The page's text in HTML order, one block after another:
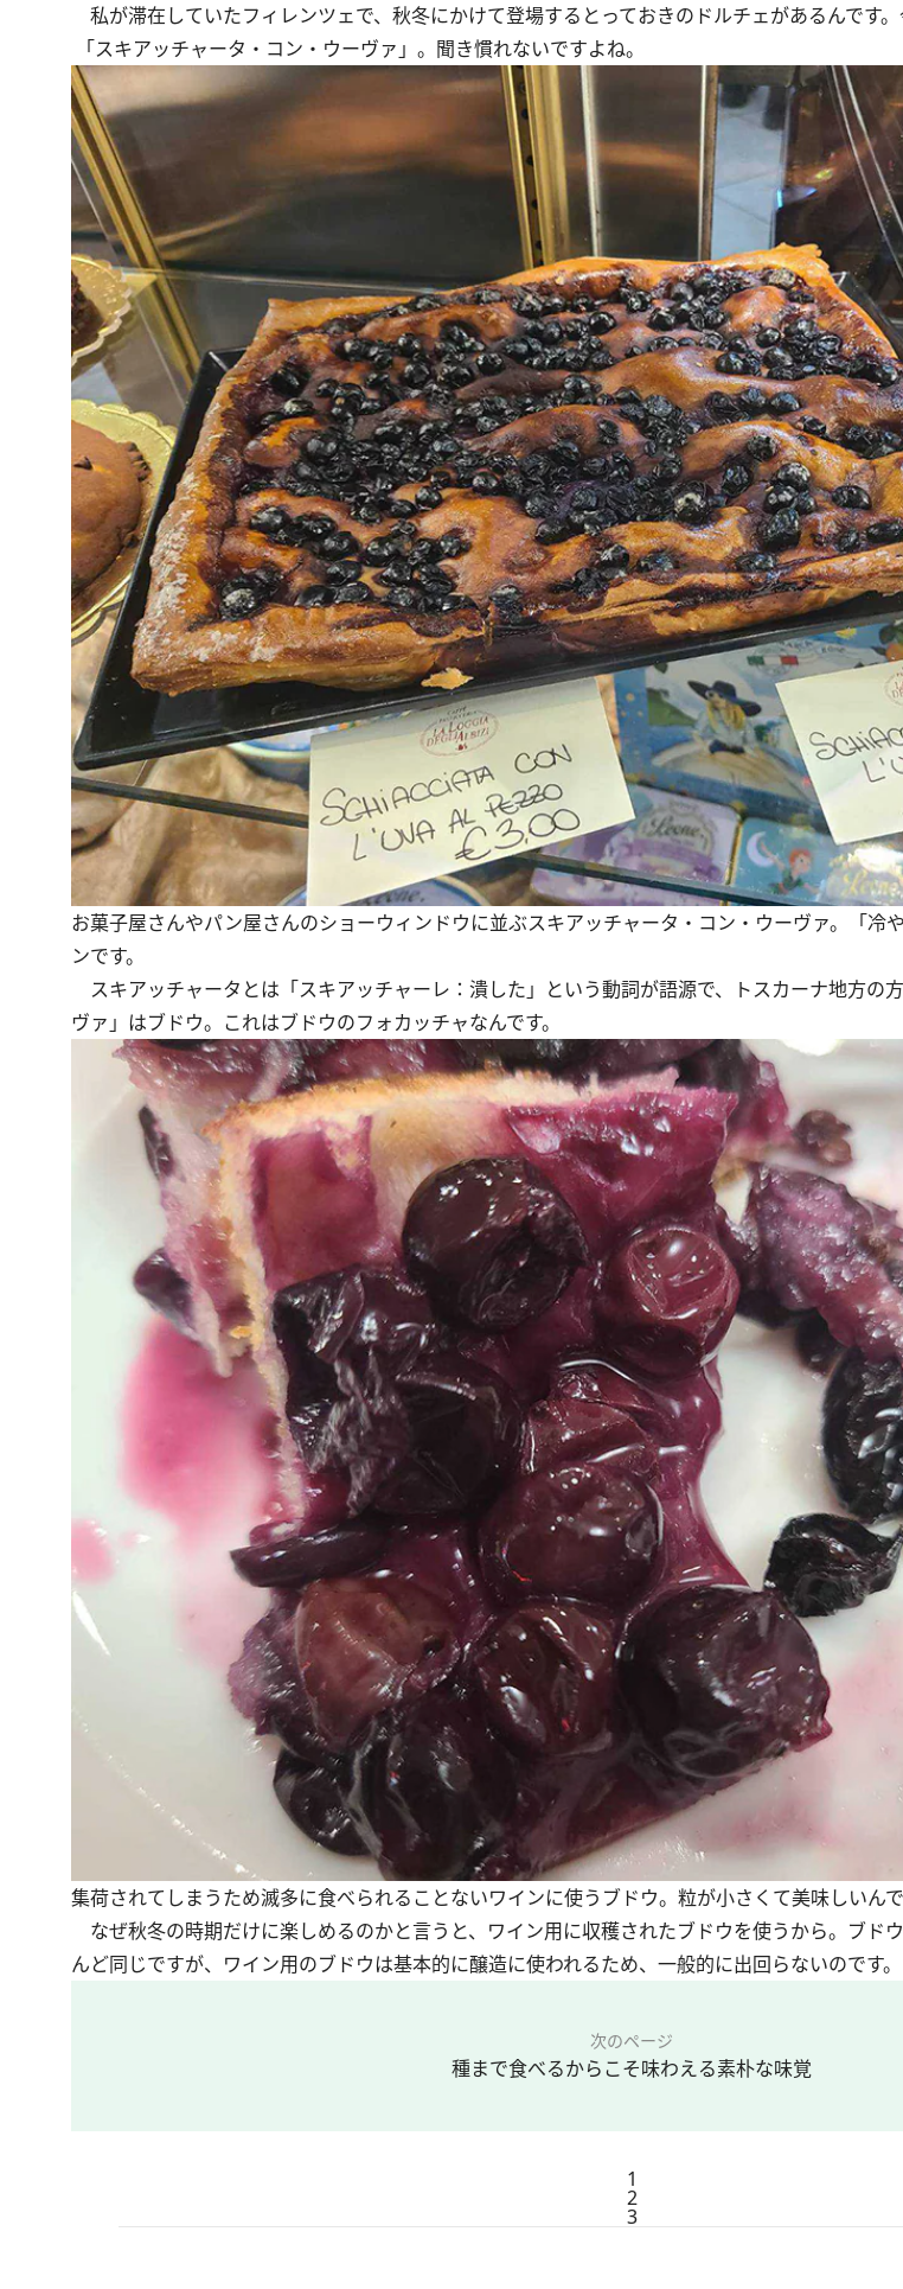
私が滞在していたフィレンツェで、秋冬にかけて登場するとっておきのドルチェがあるんです。
「スキアッチャータ・コン・ウーヴァ」。聞き慣れないですよね。
お菓子屋さんやパン屋さんのショーウィンドウに並ぶスキアッチャータ・コン・ウーヴァ。「冷
ンです。
スキアッチャータとは「スキアッチャーレ：潰した」という動詞が語源で、トスカーナ地方の
ヴァ」はブドウ。これはブドウのフォカッチャなんです。
集荷されてしまうため滅多に食べられることないワインに使うブドウ。粒が小さくて美味しいんで
なぜ秋冬の時期だけに楽しめるのかと言うと、ワイン用に収穫されたブドウを使うから。ブド
んど同じですが、ワイン用のブドウは基本的に醸造に使われるため、一般的に出回らないのです。
次のページ
種まで食べるからこそ味わえる素朴な味覚
1
2
3